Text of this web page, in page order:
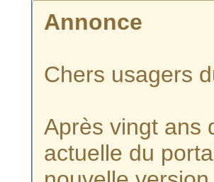
Annonce
Chers usagers
Après vingt ans
actuelle du